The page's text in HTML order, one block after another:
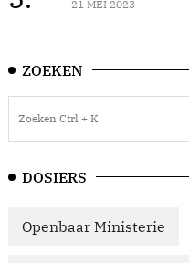
21 MEI 2023
ZOEKEN
DOSIERS
Openbaar Ministerie